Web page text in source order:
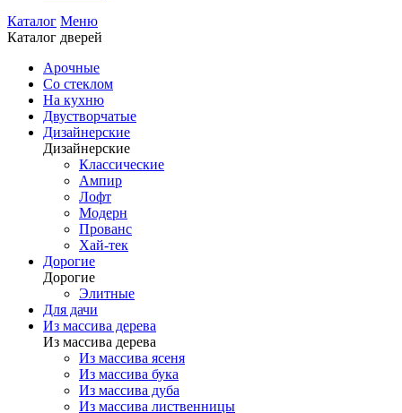
Каталог Меню
Каталог дверей
Арочные
Со стеклом
На кухню
Двустворчатые
Дизайнерские
Дизайнерские
Классические
Ампир
Лофт
Модерн
Прованс
Хай-тек
Дорогие
Дорогие
Элитные
Для дачи
Из массива дерева
Из массива дерева
Из массива ясеня
Из массива бука
Из массива дуба
Из массива лиственницы